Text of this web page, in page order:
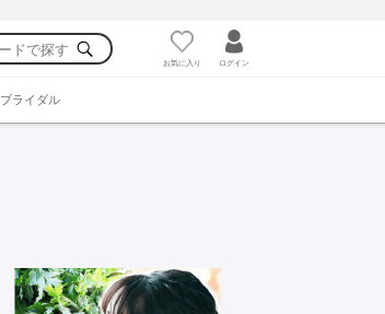
お気に入り ログイン
ブライダル